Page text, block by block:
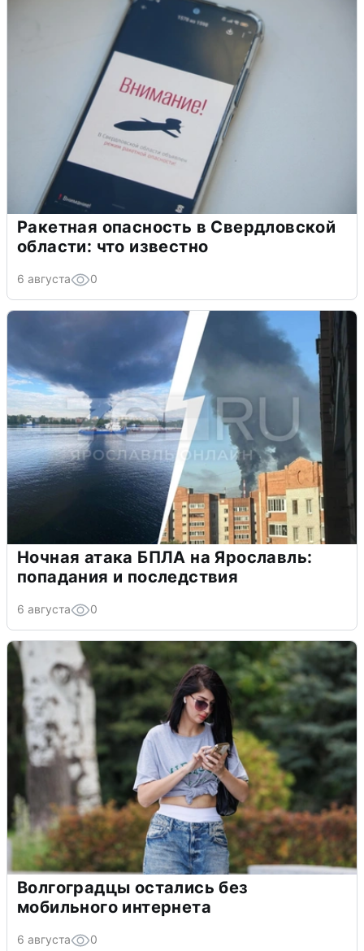
Ракетная опасность в Свердловской
области: что известно
6 августа 0
Ночная атака БПЛА на Ярославль:
попадания и последствия
6 августа 0
Волгоградцы остались без
мобильного интернета
6 августа 0